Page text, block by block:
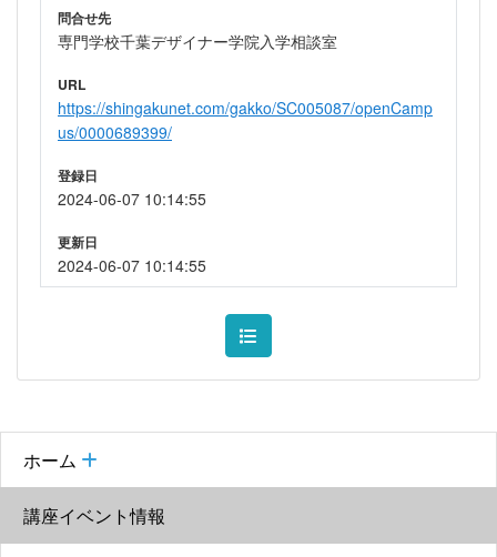
ホーム
講座イベント情報
問合せ先
専門学校千葉デザイナー学院入学相談室
URL
https://shingakunet.com/gakko/SC005087/openCamp
us/0000689399/
登録日
2024-06-07 10:14:55
更新日
2024-06-07 10:14:55